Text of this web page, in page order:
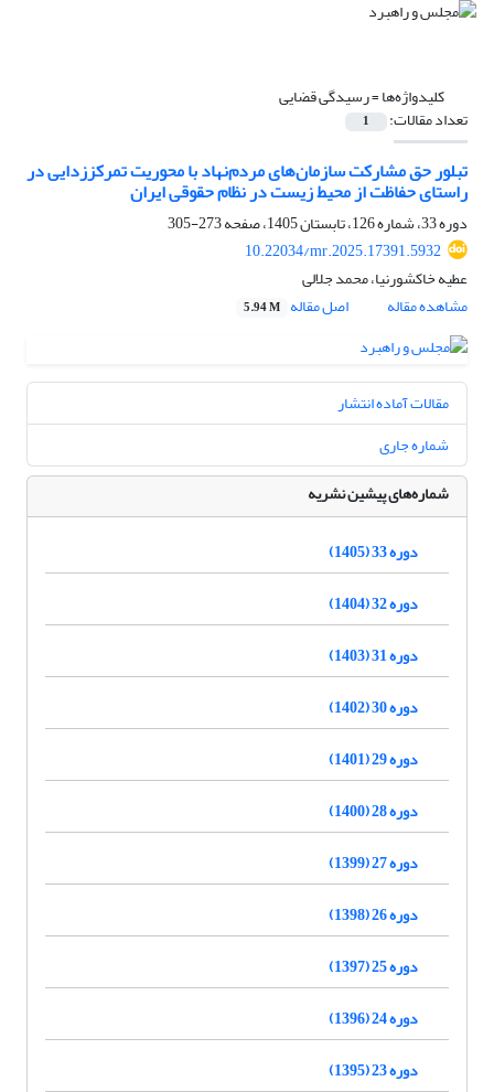
کلیدواژه‌ها =رسیدگی قضایی
تعداد مقالات: 1
تبلور حق مشارکت سازمان‌های مردم‌نهاد با محوریت تمرکززدایی در
راستای حفاظت از محیط زیست در نظام حقوقی ایران
دوره 33، شماره 126، تابستان 1405، صفحه
273-305
10.22034/mr.2025.17391.5932
عطیه خاکشورنیا، محمد جلالی
مشاهده مقاله
اصل مقاله 5.94 M
مقالات آماده انتشار
شماره جاری
شماره‌های پیشین نشریه
دوره 33 (1405)
دوره 32 (1404)
دوره 31 (1403)
دوره 30 (1402)
دوره 29 (1401)
دوره 28 (1400)
دوره 27 (1399)
دوره 26 (1398)
دوره 25 (1397)
دوره 24 (1396)
دوره 23 (1395)